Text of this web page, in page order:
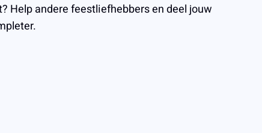
Help andere feestliefhebbers en deel jouw